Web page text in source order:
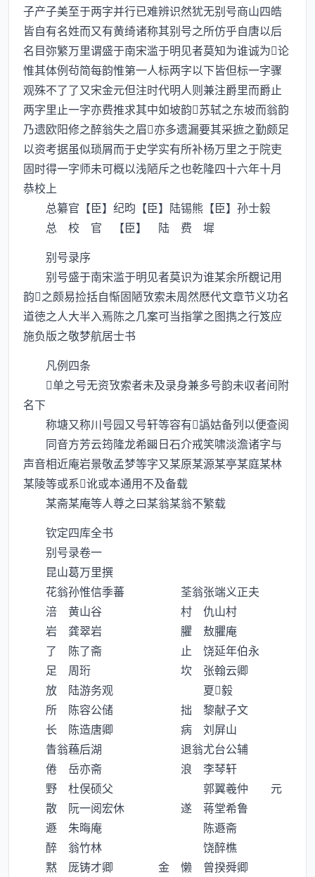
子产子美至于两字并行已难辨识然犹无别号商山四皓
皆自有名姓而又有黄绮诸称其别号之所仿乎自唐以后
名目弥繁万里谓盛于南宋滥于明见者莫知为谁诚为论
惟其体例茍简每韵惟第一人标两字以下皆但标一字骤
观殊不了了又宋金元但注时代明人则兼注爵里而爵止
两字里止一字亦费推求其中如坡韵苏轼之东坡而翁韵
乃遗欧阳修之醉翁失之眉亦多遗漏要其采摭之勤颇足
以资考据虽似琐屑而于史学实有所补杨万里之于院吏
固时得一字师未可概以浅陋斥之也乾隆四十六年十月
恭校上
总纂官【臣】纪昀【臣】陆锡熊【臣】孙士毅
总 校 官 【臣】 陆 费 墀
别号录序
别号盛于南宋滥于明见者莫识为谁某余所覩记用
韵之颇易捡括自惭固陋攷索未周然厯代文章节义功名
道徳之人大半入焉陈之几案可当指掌之图擕之行笈应
施负版之敬梦航居士书
凡例四条
单之号无资攷索者未及录身兼多号韵未収者间附
名下
称塘又称川号园又号轩等容有譌姑备列以便查阅
同音方芳云筠隆龙希日石介戒笑啸淡澹诸字与
声音相近庵岩景敬孟梦等字又某原某源某亭某庭某林
某陵等或系讹或本通用不及备载
某斋某庵等人尊之曰某翁某翁不繁载
钦定四库全书
别号录卷一
昆山葛万里撰
花翁孙惟信季蕃 荃翁张端义正夫
涪 黄山谷 村 仇山村
岩 龚翠岩 臞 敖臞庵
了 陈了斋 止 饶延年伯永
足 周珩 坎 张翰云卿
放 陆游务观 夏毅
所 陈容公储 拙 黎献子文
长 陈造唐卿 病 刘屏山
眚翁蘓后湖 退翁尤台公辅
倦 岳亦斋 浪 李琴轩
野 杜俣硕父 郭翼羲仲 元
散 阮一阅宏休 遂 蒋堂希鲁
遯 朱晦庵 陈遯斋
醉 翁竹林 饶醉樵
黙 厐铸才卿 金 懒 曾揆舜卿